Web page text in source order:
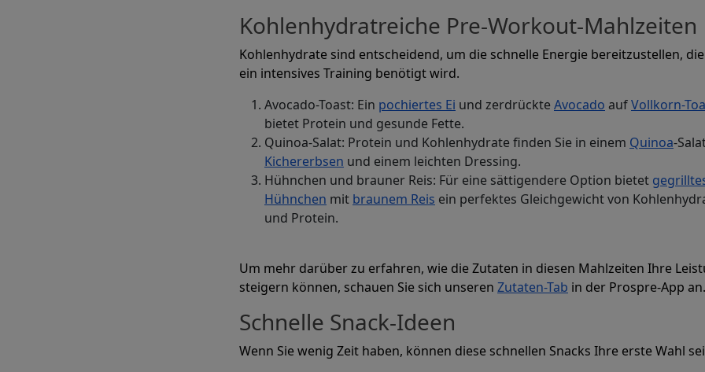
Kohlenhydratreiche Pre-Workout-Mahlzeiten
Kohlenhydrate sind entscheidend, um die schnelle Energie bereitzustellen,
ein intensives Training benötigt wird.
Avocado-Toast: Ein pochiertes Ei und zerdrückte Avocado aufVollkorn-
bietet Protein und gesunde Fette.
Quinoa-Salat: Protein und Kohlenhydrate finden Sie in einem Quinoa-
Kichererbsen und einem leichten Dressing.
Hühnchen und brauner Reis: Für eine sättigendere Option bietet
Hühnchen mit braunem Reis ein perfektes Gleichgewicht von
und Protein.
Um mehr darüber zu erfahren, wie die Zutaten in diesen Mahlzeiten Ihre
steigern können, schauen Sie sich unseren Zutaten-Tab in der Prospre-App an.
Schnelle Snack-Ideen
Wenn Sie wenig Zeit haben, können diese schnellen Snacks Ihre erste Wahl